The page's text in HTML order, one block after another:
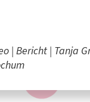
Bericht Tanja